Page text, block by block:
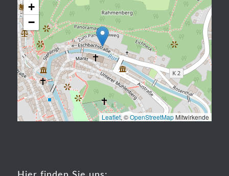
+
−
Leaflet, ©OpenStreetMap Mitwirkende